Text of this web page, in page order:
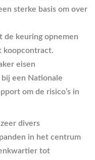
sterke basis om over
de keuring opnemen
koopcontract.
eisen
een Nationale
om de risico’s in
divers
in het centrum
tot